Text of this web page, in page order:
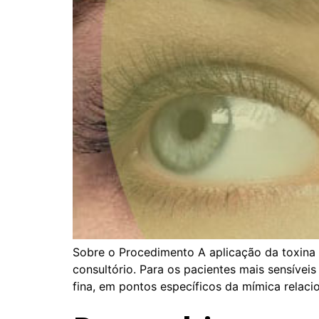
Sobre o Procedimento A aplicação da
consultório. Para os pacientes mais
fina, em pontos específicos da mímica